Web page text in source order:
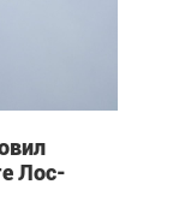
Лос-